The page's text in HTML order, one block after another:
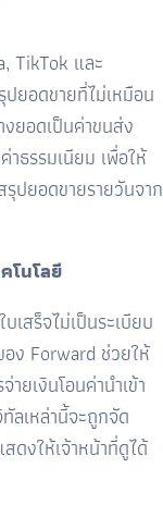
TikTok และ
ยอดขายที่ไม่เหมือน
ยอดเป็นค่าขนส่ง
ธรรมเนียม เพื่อให้
รุปยอดขายรายวันจาก
โนโลยี
สร็จไม่เป็นระเบียบ
ง Forward ช่วยให้
ยเงินโอนค่านำเข้า
ลเหล่านี้จะถูกจัด
ดงให้เจ้าหน้าที่ดูได้